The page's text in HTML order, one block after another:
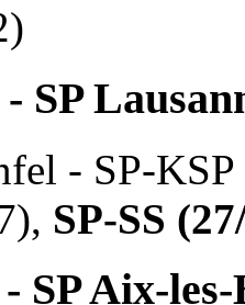
SP
- SP-
SP-SS
SP Aix-